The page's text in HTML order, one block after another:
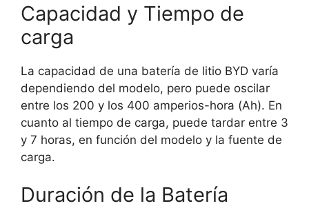
Capacidad y Tiempo de
carga
La capacidad de una batería de litio BYD varía
dependiendo del modelo, pero puede oscilar
entre los 200 y los 400 amperios-hora (Ah). En
cuanto al tiempo de carga, puede tardar entre 3
y 7 horas, en función del modelo y la fuente de
carga.
Duración de la Batería